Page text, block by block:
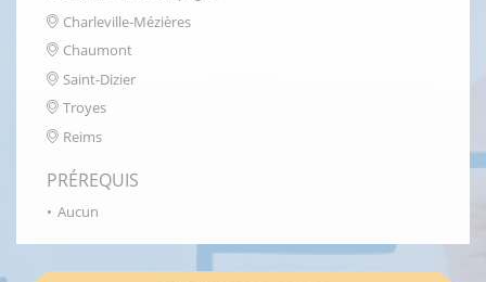
Charleville-Mézières
Chaumont
Saint-Dizier
Troyes
Reims
PRÉREQUIS
Aucun